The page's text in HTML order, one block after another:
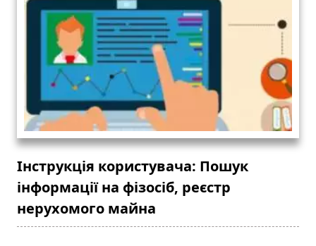
Інструкція користувача: Пошук
інформації на фізосіб, реєстр
нерухомого майна